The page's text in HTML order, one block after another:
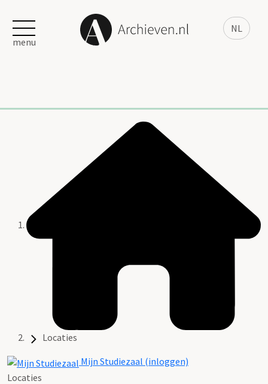
NL
menu
Locaties
Mijn Studiezaal (inloggen)
Locaties